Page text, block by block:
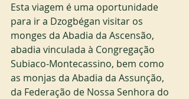
Esta viagem é uma oportunidade
para ir a Dzogbégan visitar os
monges da Abadia da Ascensão,
abadia vinculada à Congregação
Subiaco-Montecassino, bem como
as monjas da Abadia da Assunção,
da Federação de Nossa Senhora do